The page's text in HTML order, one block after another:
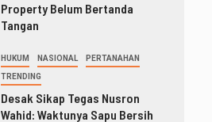
Property Belum Bertanda
Tangan
HUKUM NASIONAL PERTANAHAN
TRENDING
Desak Sikap Tegas Nusron
Wahid: Waktunya Sapu Bersih